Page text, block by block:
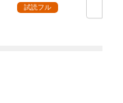
試読フル